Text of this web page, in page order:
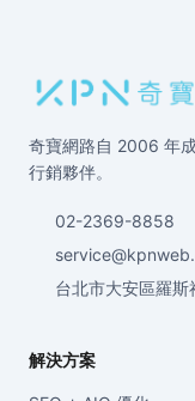
奇寶網路自 2006 年
行銷夥伴。
02-2369-8858
台北市大安區羅
解決方案